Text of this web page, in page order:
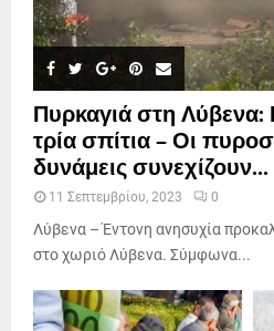
Πυρκαγιά στη
τρία σπίτια – Οι
δυνάμεις συνεχίζουν...
11 Σεπτεμβρίου, 2023 0
Λύβενα – Έντονη ανησυχία
στο χωριό Λύβενα. Σύμφωνα...